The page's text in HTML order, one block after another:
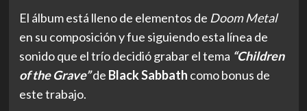
El álbum está lleno de elementos de Doom Metal
en su composición y fue siguiendo esta línea de
sonido que el trío decidió grabar el tema “Children
of the Grave”de Black Sabbath como bonus de
este trabajo.